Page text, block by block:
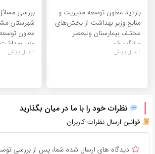
بازدید معاون توسعه مدیریت و
منابع وزیر بهداشت از بخش‌های
مختلف بیمارستان ولیعصر
مشگین‌شهر
1 سال پیش
بررسی
شهرستان
معاون
وزیر بهداشت
1 سال پیش
نظرات خود را با ما در میان بگذارید
قوانین ارسال نظرات کاربران
دیدگاه های ارسال شده شما، پس از بررسی